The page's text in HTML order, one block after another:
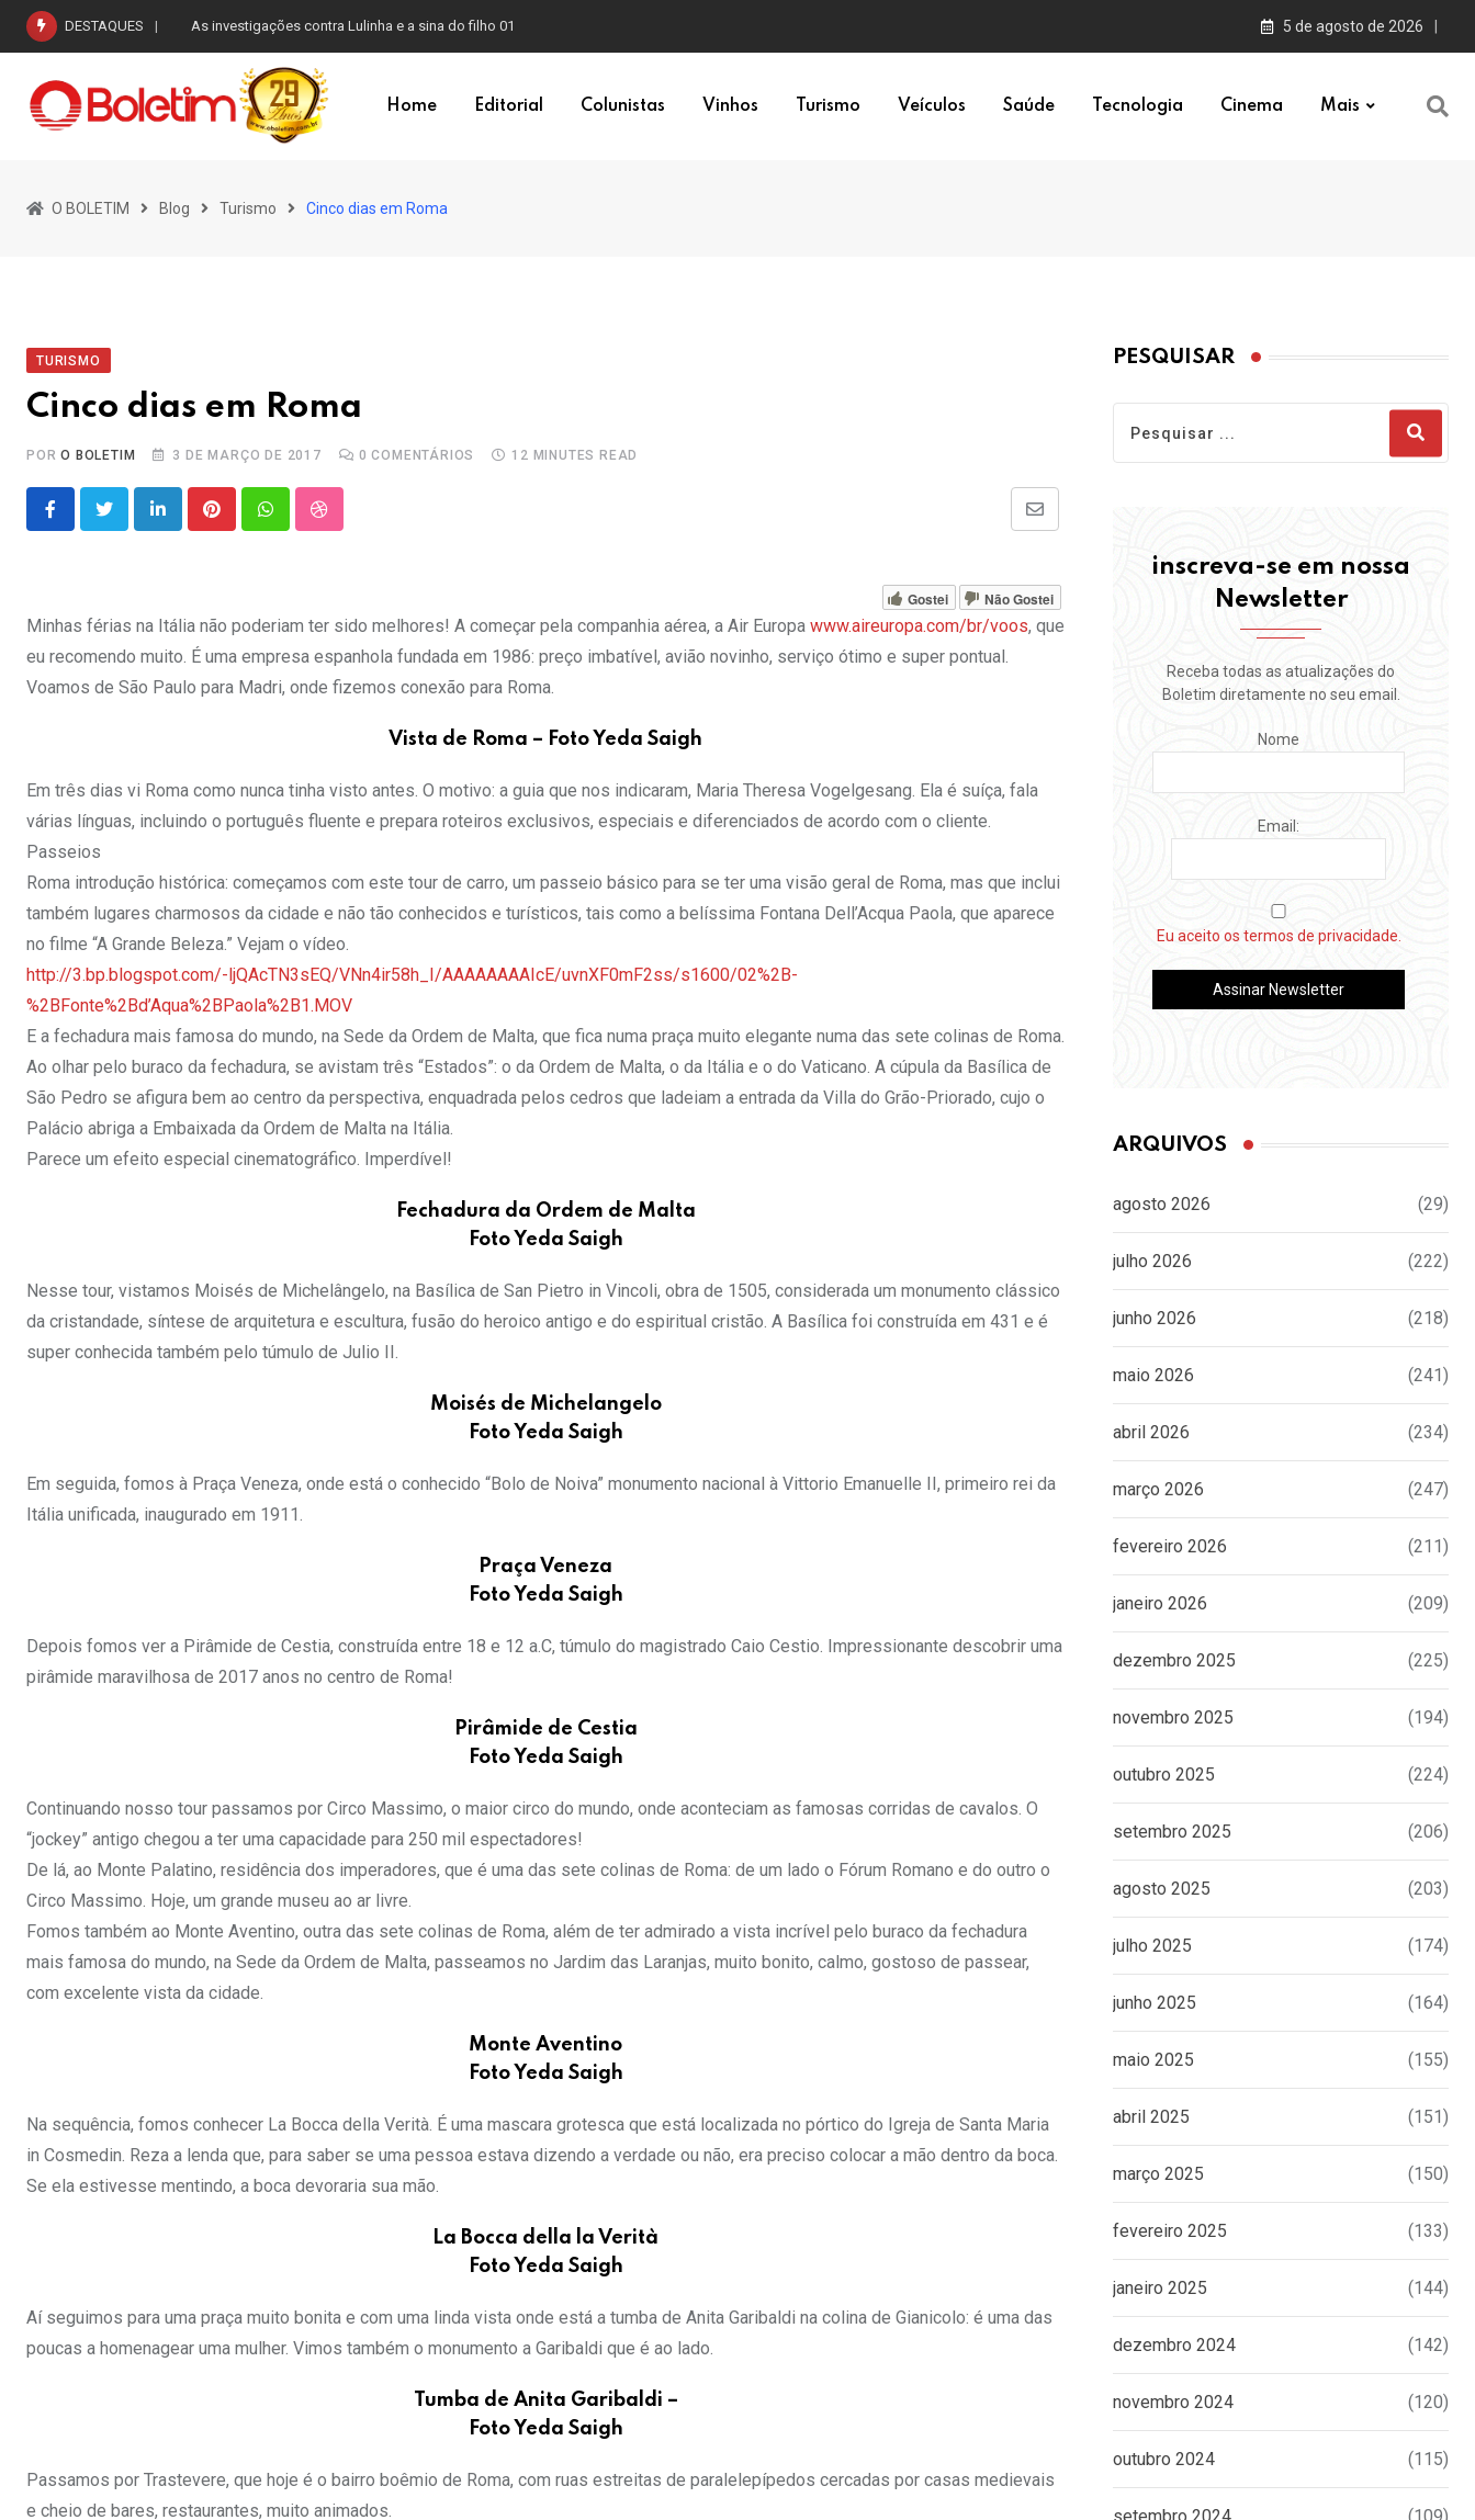
Skip
content
DESTAQUES As investigações contra Lulinha e a sina do filho 01 5 de agosto de 2026
Home Editorial Colunistas Vinhos Turismo Veículos Saúde Tecnologia Cinema Mais
O BOLETIM Blog Turismo Cinco dias em Roma
TURISMO
Cinco dias em Roma
PORO BOLETIM 3 DE MARÇO DE 2017 0 COMENTÁRIOS 12 MINUTES READ
LinkedInPinterestWhatsappStumbleUpon
Share
Email
Gostei Não Gostei
Minhas férias na Itália não poderiam ter sido melhores! A começar pela companhia aérea, a Air Europa www.aireuropa.com/br/voos, que
eu recomendo muito. É uma empresa espanhola fundada em 1986: preço imbatível, avião novinho, serviço ótimo e super pontual.
Voamos de São Paulo para Madri, onde fizemos conexão para Roma.
Vista de Roma – Foto Yeda Saigh
Em três dias vi Roma como nunca tinha visto antes. O motivo: a guia que nos indicaram, Maria Theresa Vogelgesang. Ela é suíça, fala
várias línguas, incluindo o português fluente e prepara roteiros exclusivos, especiais e diferenciados de acordo com o cliente.
Passeios
Roma introdução histórica: começamos com este tour de carro, um passeio básico para se ter uma visão geral de Roma, mas que inclui
também lugares charmosos da cidade e não tão conhecidos e turísticos, tais como a belíssima Fontana Dell’Acqua Paola, que aparece
no filme “A Grande Beleza.” Vejam o vídeo.
http://3.bp.blogspot.com/-ljQAcTN3sEQ/VNn4ir58h_I/AAAAAAAAIcE/uvnXF0mF2ss/s1600/02%2B-
%2BFonte%2Bd’Aqua%2BPaola%2B1.MOV
E a fechadura mais famosa do mundo, na Sede da Ordem de Malta, que fica numa praça muito elegante numa das sete colinas de Roma.
Ao olhar pelo buraco da fechadura, se avistam três “Estados”: o da Ordem de Malta, o da Itália e o do Vaticano. A cúpula da Basílica de
São Pedro se afigura bem ao centro da perspectiva, enquadrada pelos cedros que ladeiam a entrada da Villa do Grão-Priorado, cujo o
Palácio abriga a Embaixada da Ordem de Malta na Itália.
Parece um efeito especial cinematográfico. Imperdível!
Fechadura da Ordem de Malta
Foto Yeda Saigh
Nesse tour, vistamos Moisés de Michelângelo, na Basílica de San Pietro in Vincoli, obra de 1505, considerada um monumento clássico
da cristandade, síntese de arquitetura e escultura, fusão do heroico antigo e do espiritual cristão. A Basílica foi construída em 431 e é
super conhecida também pelo túmulo de Julio II.
Moisés de Michelangelo
Foto Yeda Saigh
Em seguida, fomos à Praça Veneza, onde está o conhecido “Bolo de Noiva” monumento nacional à Vittorio Emanuelle II, primeiro rei da
Itália unificada, inaugurado em 1911.
Praça Veneza
Foto Yeda Saigh
Depois fomos ver a Pirâmide de Cestia, construída entre 18 e 12 a.C, túmulo do magistrado Caio Cestio. Impressionante descobrir uma
pirâmide maravilhosa de 2017 anos no centro de Roma!
Pirâmide de Cestia
Foto Yeda Saigh
Continuando nosso tour passamos por Circo Massimo, o maior circo do mundo, onde aconteciam as famosas corridas de cavalos. O
“jockey” antigo chegou a ter uma capacidade para 250 mil espectadores!
De lá, ao Monte Palatino, residência dos imperadores, que é uma das sete colinas de Roma: de um lado o Fórum Romano e do outro o
Circo Massimo. Hoje, um grande museu ao ar livre.
Fomos também ao Monte Aventino, outra das sete colinas de Roma, além de ter admirado a vista incrível pelo buraco da fechadura
mais famosa do mundo, na Sede da Ordem de Malta, passeamos no Jardim das Laranjas, muito bonito, calmo, gostoso de passear,
com excelente vista da cidade.
Monte Aventino
Foto Yeda Saigh
Na sequência, fomos conhecer La Bocca della Verità. É uma mascara grotesca que está localizada no pórtico do Igreja de Santa Maria
in Cosmedin. Reza a lenda que, para saber se uma pessoa estava dizendo a verdade ou não, era preciso colocar a mão dentro da boca.
Se ela estivesse mentindo, a boca devoraria sua mão.
La Bocca della la Verità
Foto Yeda Saigh
Aí seguimos para uma praça muito bonita e com uma linda vista onde está a tumba de Anita Garibaldi na colina de Gianicolo: é uma das
poucas a homenagear uma mulher. Vimos também o monumento a Garibaldi que é ao lado.
Tumba de Anita Garibaldi –
Foto Yeda Saigh
Passamos por Trastevere, que hoje é o bairro boêmio de Roma, com ruas estreitas de paralelepípedos cercadas por casas medievais
e cheio de bares, restaurantes, muito animados.
PESQUISAR
inscreva-se em nossa
Newsletter
Receba todas as atualizações do
Boletim diretamente no seu email.
Nome
Email:
Eu aceito os termos de privacidade.
ARQUIVOS
agosto 2026 (29)
julho 2026 (222)
junho 2026 (218)
maio 2026 (241)
abril 2026 (234)
março 2026 (247)
fevereiro 2026 (211)
janeiro 2026 (209)
dezembro 2025 (225)
novembro 2025 (194)
outubro 2025 (224)
setembro 2025 (206)
agosto 2025 (203)
julho 2025 (174)
junho 2025 (164)
maio 2025 (155)
abril 2025 (151)
março 2025 (150)
fevereiro 2025 (133)
janeiro 2025 (144)
dezembro 2024 (142)
novembro 2024 (120)
outubro 2024 (115)